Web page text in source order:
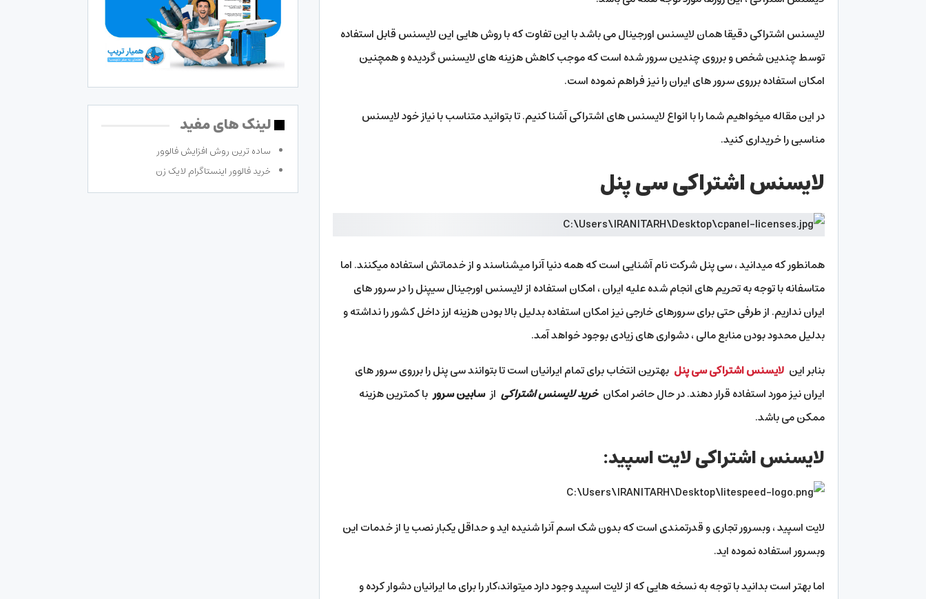
لایسنس اشتراکی دقیقا همان لایسنس اورجینال می باشد با این تفاوت که با روش هایی این لایسنس قابل استفاده
توسط چندین شخص و برروی چندین سرور شده است که موجب کاهش هزینه های لایسنس گردیده و همچنین
امکان استفاده برروی سرور های ایران را نیز فراهم نموده است.
در این مقاله میخواهیم شما را با انواع لایسنس های اشتراکی آشنا کنیم. تا بتوانید متناسب با نیاز خود لایسنس
مناسبی را خریداری کنید.
لایسنس اشتراکی سی پنل
همانطور که میدانید ، سی پنل شرکت نام آشنایی است که همه دنیا آنرا میشناسند و از خدماتش استفاده میکنند. اما
متاسفانه با توجه به تحریم های انجام شده علیه ایران ، امکان استفاده از لایسنس اورجینال سیپنل را در سرور های
ایران نداریم. از طرفی حتی برای سرورهای خارجی نیز امکان استفاده بدلیل بالا بودن هزینه ارز داخل کشور را نداشته و
بدلیل محدود بودن منابع مالی ، دشواری های زیادی بوجود خواهد آمد.
بنابر این لایسنس اشتراکی سی پنل بهترین انتخاب برای تمام ایرانیان است تا بتوانند سی پنل را برروی سرور های
ایران نیز مورد استفاده قرار دهند. در حال حاضر امکانخرید لایسنس اشتراکی ازسابین سروربا کمترین هزینه
ممکن می باشد.
لایسنس اشتراکی لایت اسپید:
لایت اسپید ، وبسرور تجاری و قدرتمندی است که بدون شک اسم آنرا شنیده اید و حداقل یکبار نصب یا از خدمات این
وبسرور استفاده نموده اید.
اما بهتر است بدانید با توجه به نسخه هایی که از لایت اسپید وجود دارد میتواند،کار را برای ما ایرانیان دشوار کرده و
لینک های مفید
ساده ترین روش افزایش فالوور
خرید فالوور اینستاگرام لایک زن